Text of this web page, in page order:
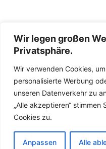
Wir legen großen
Privatsphäre.
Wir verwenden Cookies,
personalisierte Werbung
unseren Datenverkehr zu
„Alle akzeptieren“ stimmen
Cookies zu.
Anpassen Alle